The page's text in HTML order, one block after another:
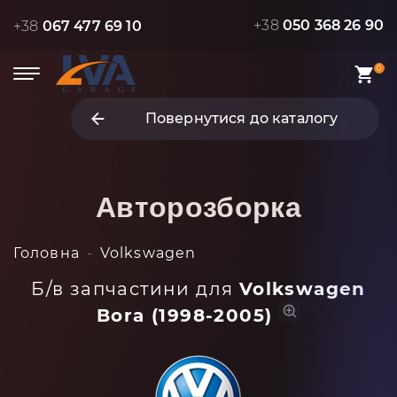
+38 067 477 69 10 +38 050 368 26 90
0
Повернутися до каталогу
Авторозборка
Головна Volkswagen
Б/в запчастини для Volkswagen
Bora (1998-2005)